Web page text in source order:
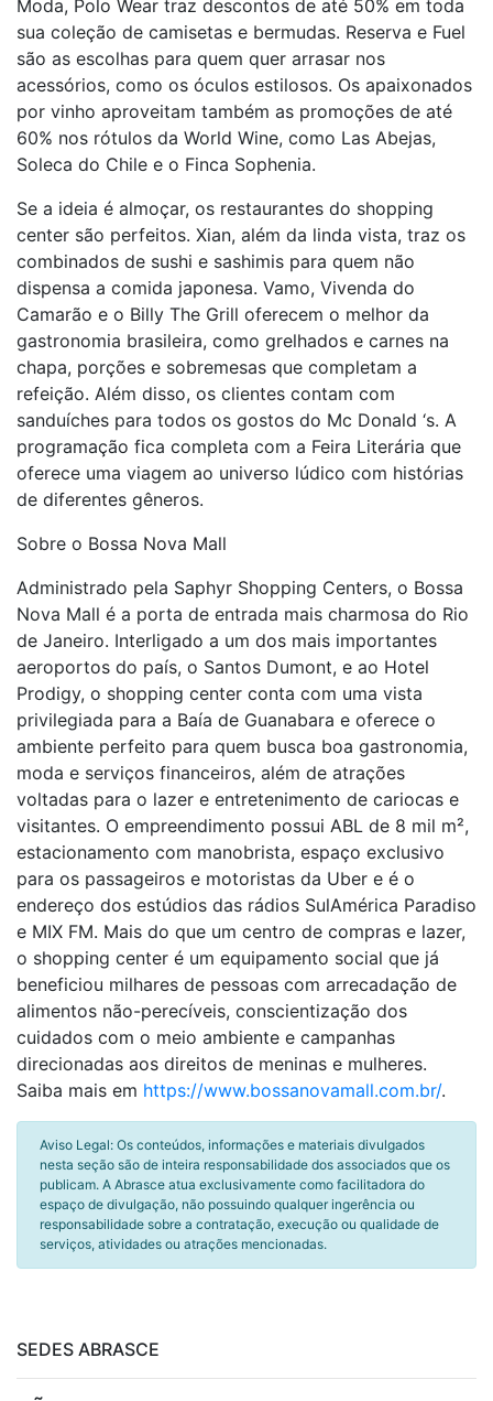
Moda, Polo Wear traz descontos de até 50% em toda
sua coleção de camisetas e bermudas. Reserva e Fuel
são as escolhas para quem quer arrasar nos
acessórios, como os óculos estilosos. Os apaixonados
por vinho aproveitam também as promoções de até
60% nos rótulos da World Wine, como Las Abejas,
Soleca do Chile e o Finca Sophenia.
Se a ideia é almoçar, os restaurantes do shopping
center são perfeitos. Xian, além da linda vista, traz os
combinados de sushi e sashimis para quem não
dispensa a comida japonesa. Vamo, Vivenda do
Camarão e o Billy The Grill oferecem o melhor da
gastronomia brasileira, como grelhados e carnes na
chapa, porções e sobremesas que completam a
refeição. Além disso, os clientes contam com
sanduíches para todos os gostos do Mc Donald ‘s. A
programação fica completa com a Feira Literária que
oferece uma viagem ao universo lúdico com histórias
de diferentes gêneros.
Sobre o Bossa Nova Mall
Administrado pela Saphyr Shopping Centers, o Bossa
Nova Mall é a porta de entrada mais charmosa do Rio
de Janeiro. Interligado a um dos mais importantes
aeroportos do país, o Santos Dumont, e ao Hotel
Prodigy, o shopping center conta com uma vista
privilegiada para a Baía de Guanabara e oferece o
ambiente perfeito para quem busca boa gastronomia,
moda e serviços financeiros, além de atrações
voltadas para o lazer e entretenimento de cariocas e
visitantes. O empreendimento possui ABL de 8 mil m²,
estacionamento com manobrista, espaço exclusivo
para os passageiros e motoristas da Uber e é o
endereço dos estúdios das rádios SulAmérica Paradiso
e MIX FM. Mais do que um centro de compras e lazer,
o shopping center é um equipamento social que já
beneficiou milhares de pessoas com arrecadação de
alimentos não-perecíveis, conscientização dos
cuidados com o meio ambiente e campanhas
direcionadas aos direitos de meninas e mulheres.
Saiba mais em https://www.bossanovamall.com.br/.
Aviso Legal: Os conteúdos, informações e materiais divulgados
nesta seção são de inteira responsabilidade dos associados que os
publicam. A Abrasce atua exclusivamente como facilitadora do
espaço de divulgação, não possuindo qualquer ingerência ou
responsabilidade sobre a contratação, execução ou qualidade de
serviços, atividades ou atrações mencionadas.
SEDES ABRASCE